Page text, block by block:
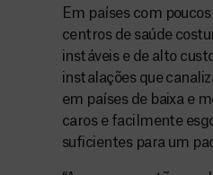
Em países com
centros de saúde
instáveis e de alto
instalações que
em países de baixa e
caros e facilmente
suficientes para um